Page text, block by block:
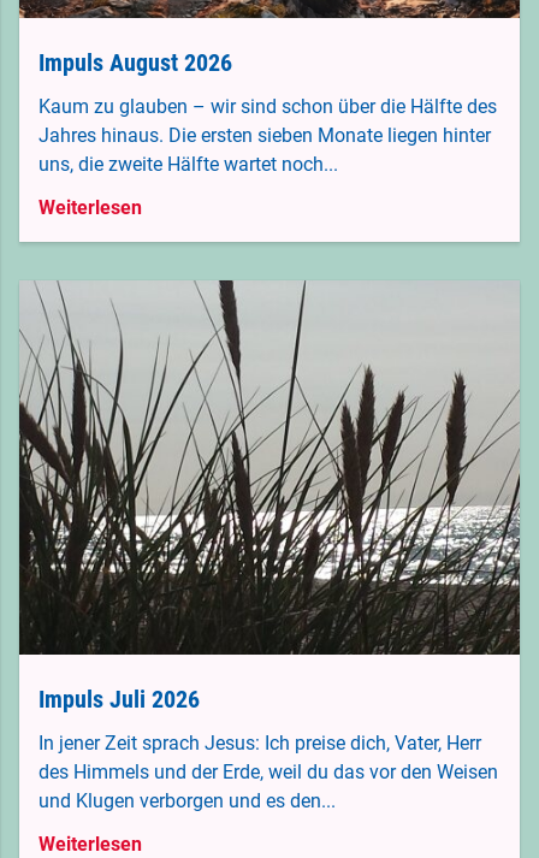
Impuls August 2026
Kaum zu glauben – wir sind schon über die Hälfte des
Jahres hinaus. Die ersten sieben Monate liegen hinter
uns, die zweite Hälfte wartet noch...
Weiterlesen
Impuls Juli 2026
In jener Zeit sprach Jesus: Ich preise dich, Vater, Herr
des Himmels und der Erde, weil du das vor den Weisen
und Klugen verborgen und es den...
Weiterlesen